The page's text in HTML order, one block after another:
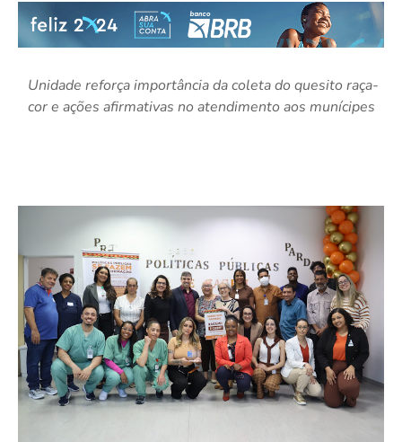
Unidade reforça importância da coleta do quesito raça-
cor e ações afirmativas no atendimento aos munícipes